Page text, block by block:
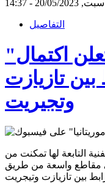
سبت, 20/05/2023 - 14:37
التفاصيل
"معادن موريتانيا" تعلن اكتمال
تازيازت
وتجيريت
التابعة لها تمكنت من
مقاطع واسعة من طريق